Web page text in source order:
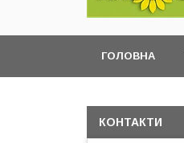
ГОЛОВНА
КОНТАКТИ